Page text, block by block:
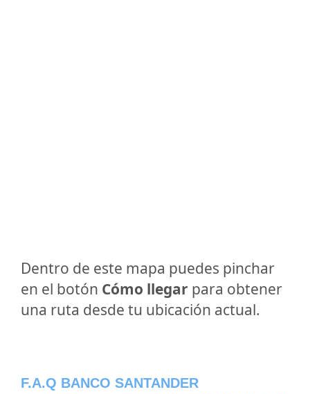
Dentro de este mapa puedes pinchar
en el botón Cómo llegar para obtener
una ruta desde tu ubicación actual.
F.A.Q BANCO SANTANDER